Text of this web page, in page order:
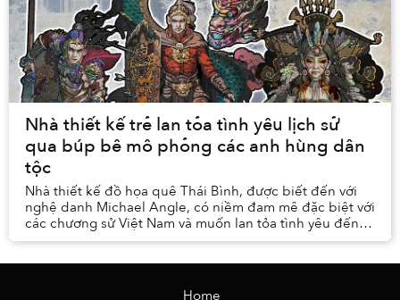
Nhà thiết kế trẻ lan tỏa tình yêu lịch sử
qua búp bê mô phỏng các anh hùng dân
tộc
Nhà thiết kế đồ họa quê Thái Bình, được biết đến với
nghệ danh Michael Angle, có niềm đam mê đặc biệt với
các chương sử Việt Nam và muốn lan tỏa tình yêu đến
với cộng đồng qua một dự án sáng tạo đặc b...
Home